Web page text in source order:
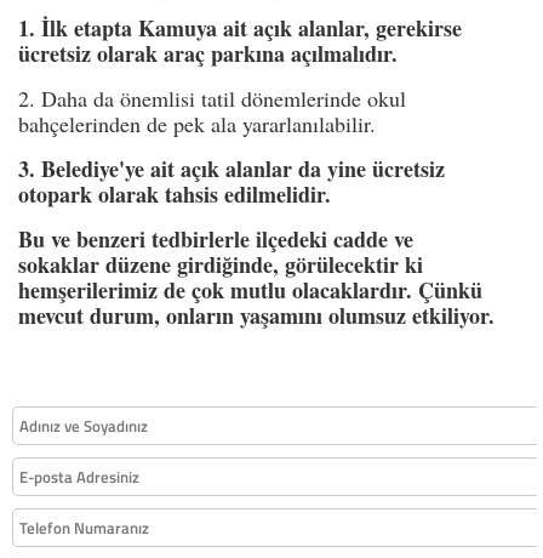
1. İlk etapta Kamuya ait açık alanlar, gerekirse
ücretsiz olarak araç parkına açılmalıdır.
2. Daha da önemlisi tatil dönemlerinde okul
bahçelerinden de pek ala yararlanılabilir.
3. Belediye'ye ait açık alanlar da yine ücretsiz
otopark olarak tahsis edilmelidir.
Bu ve benzeri tedbirlerle ilçedeki cadde ve
sokaklar düzene girdiğinde, görülecektir ki
hemşerilerimiz de çok mutlu olacaklardır. Çünkü
mevcut durum, onların yaşamını olumsuz etkiliyor.